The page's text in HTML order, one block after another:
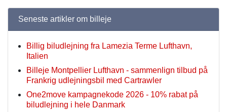
Seneste artikler om billeje
Billig biludlejning fra Lamezia Terme Lufthavn,
Italien
Billeje Montpellier Lufthavn - sammenlign tilbud på
Frankrig udlejningsbil med Cartrawler
One2move kampagnekode 2026 - 10% rabat på
biludlejning i hele Danmark